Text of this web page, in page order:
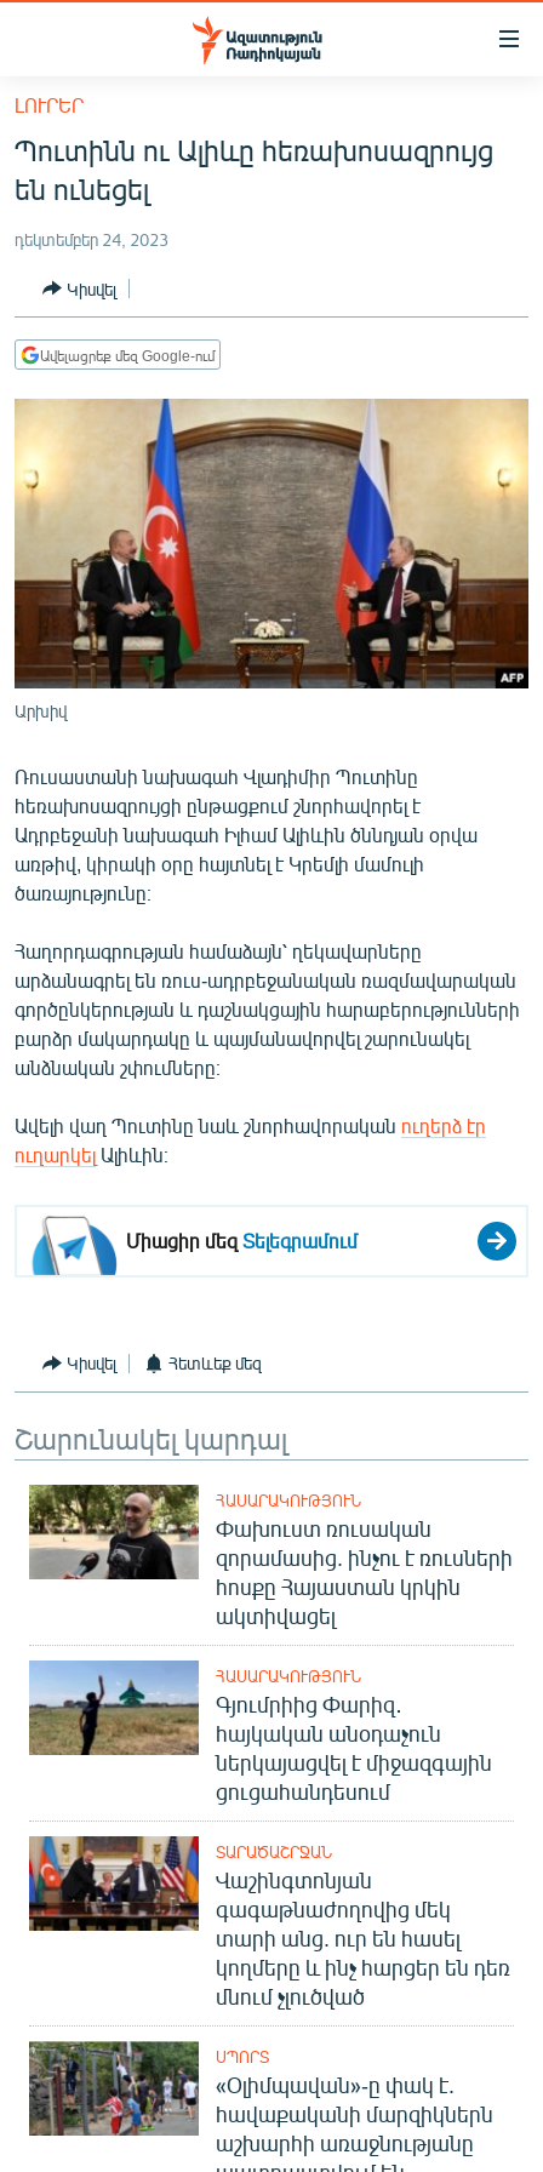
Մատչելիության
հիմնական
բովանդակությանը
Անցնել
հիմնական
մենյուին
ՀԱՅԱՍՏԱՆ
ՔԱՂԱՔԱԿԱՆ
ԸՆՏՐՈՒԹՅՈՒՆՆԵՐ 2026
ԻՐԱՎՈՒՆՔ
ՀԱՍԱՐԱԿՈՒԹՅՈՒՆ
ՊԱՏԵՐԱԶՄԻ 6 ՇԱԲԱԹՆԵՐԸ
ՏԱՐԱԾԱՇՐՋԱՆ
ՄԻՋԱԶԳԱՅԻՆ
ՄՇԱԿՈՒՅԹ
ՍՊՈՐՏ
ՄԵԿՆԱԲԱՆՈՒԹՅՈՒՆ
ԿՈՐՈՆԱՎԻՐՈՒՍ
ԱՐԽԻՎ
ՏԵՍԱՆՅՈՒԹԵՐ
ԲԱՆԱՎԵՃ
ՁԳՏԵԼՈՎ ԼԱՎԱԳՈՒՅՆԻՆ
ՓՈԴՔԱՍԹ
Հայերեն
Русский
ՀԵՏԵՎԵՔ ՄԵԶ
«Ազատության» բոլոր կայքերը
ԼՈՒՐԵՐ
Պուտինն ու Ալիևը հեռախոսազրույց
են ունեցել
դեկտեմբեր 24, 2023
Կիսվել
Ավելացրեք մեզ Google-ում
Արխիվ
Ռուսաստանի նախագահ Վլադիմիր Պուտինը
հեռախոսազրույցի ընթացքում շնորհավորել է
Ադրբեջանի նախագահ Իլհամ Ալիևին ծննդյան օրվա
առթիվ, կիրակի օրը հայտնել է Կրեմլի մամուլի
ծառայությունը։
Հաղորդագրության համաձայն՝ ղեկավարները
արձանագրել են ռուս-ադրբեջանական ռազմավարական
գործընկերության և դաշնակցային հարաբերությունների
բարձր մակարդակը և պայմանավորվել շարունակել
անձնական շփումները։
Ավելի վաղ Պուտինը նաև շնորհավորական ուղերձ էր
ուղարկել Ալիևին։
Միացիր մեզՏելեգրամում
Կիսվել Հետևեք մեզ
Շարունակել կարդալ
ՀԱՍԱՐԱԿՈՒԹՅՈՒՆ
Փախուստ ռուսական
զորամասից. ինչու է ռուսների
հոսքը Հայաստան կրկին
ակտիվացել
ՀԱՍԱՐԱԿՈՒԹՅՈՒՆ
Գյումրիից Փարիզ․
հայկական անօդաչուն
ներկայացվել է միջազգային
ցուցահանդեսում
ՏԱՐԱԾԱՇՐՋԱՆ
Վաշինգտոնյան
գագաթնաժողովից մեկ
տարի անց. ուր են հասել
կողմերը և ինչ հարցեր են դեռ
մնում չլուծված
ՍՊՈՐՏ
«Օլիմպավան»-ը փակ է.
հավաքականի մարզիկներն
աշխարհի առաջնությանը